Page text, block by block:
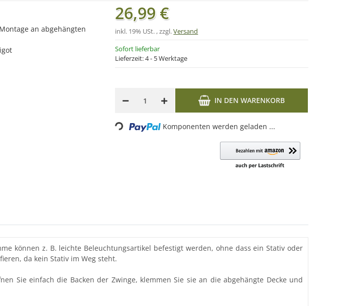
an abgehängten
Sofort lieferbar
Lieferzeit:4 - 5 Werktage
26,99 €
inkl. 19% USt. , zzgl.Versand
IN DEN WARENKORB
Loading... Komponenten werden geladen ...
können z. B. leichte Beleuchtungsartikel befestigt werden, ohne dass ein Stativ oder
da kein Stativ im Weg steht.
Sie einfach die Backen der Zwinge, klemmen Sie sie an die abgehängte Decke und